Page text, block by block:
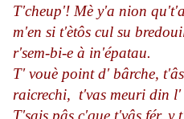
T'cheup'! Mè y'a nion
m'en si t'ètôs cul su
r'sem-bi-e à in'épatau.
T' vouè point d' bârche,
raicrechi, t'vas meuri din l'
T'sais pâs c'que t'vâs fér, y